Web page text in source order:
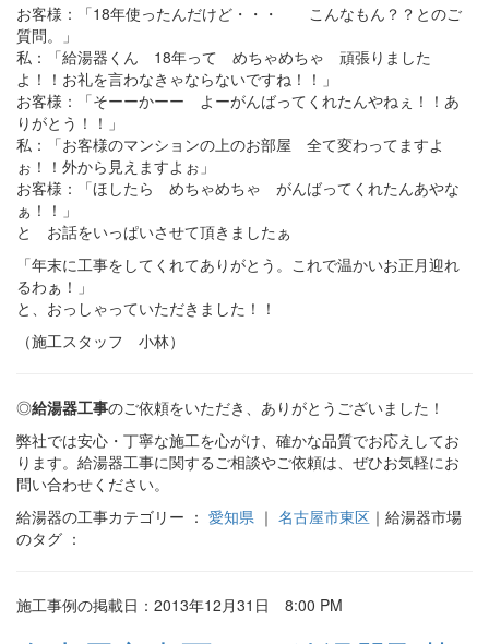
お客様：「18年使ったんだけど・・・ こんなもん？？とのご
質問。」
私：「給湯器くん 18年って めちゃめちゃ 頑張りました
よ！！お礼を言わなきゃならないですね！！」
お客様：「そーーかーー よーがんばってくれたんやねぇ！！あ
りがとう！！」
私：「お客様のマンションの上のお部屋 全て変わってますよ
ぉ！！外から見えますよぉ」
お客様：「ほしたら めちゃめちゃ がんばってくれたんあやな
ぁ！！」
と お話をいっぱいさせて頂きましたぁ
「年末に工事をしてくれてありがとう。これで温かいお正月迎れ
るわぁ！」
と、おっしゃっていただきました！！
（施工スタッフ 小林）
◎給湯器工事のご依頼をいただき、ありがとうございました！
弊社では安心・丁寧な施工を心がけ、確かな品質でお応えしてお
ります。給湯器工事に関するご相談やご依頼は、ぜひお気軽にお
問い合わせください。
給湯器の工事カテゴリー ： 愛知県 ｜ 名古屋市東区 ｜給湯器市場
のタグ ：
施工事例の掲載日：2013年12月31日 8:00 PM